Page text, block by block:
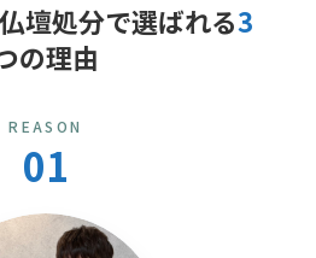
壇処分で選ばれる3
の理由
REASON
01